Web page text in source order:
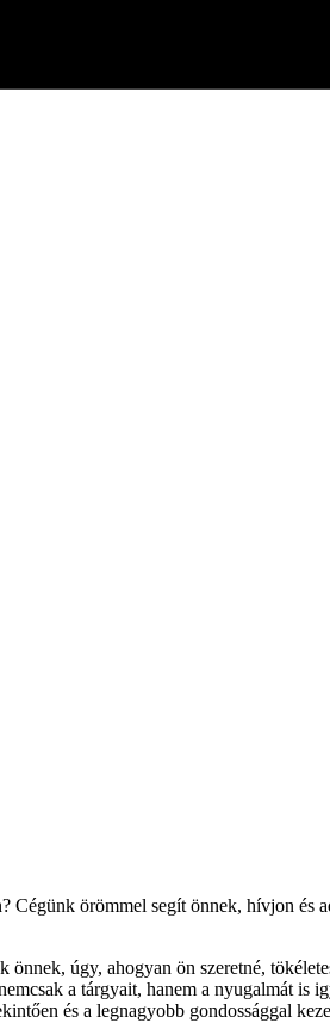
Cégünk örömmel segít önnek, hívjon
úgy, ahogyan ön szeretné,
a tárgyait, hanem a nyugalmát
és a legnagyobb gondossággal